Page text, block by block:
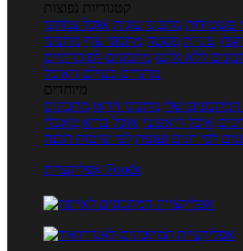
קטגוריות נפוצות
פשטידות מתכוני עוגות אוכל צמחוני
עוגיות פסטה מתכוני עוף מתכוני
ללא גלוטן מתכונים לסוכרתיים
טרנדים בעולם האוכל
מיוחדים
שלי מתכוני וידאו מתכונים
אוכל דיאטטי אוכל בריא מאכלי
לפי חגים ועונות לפי שיטות הכנה
אפליקציית Foods